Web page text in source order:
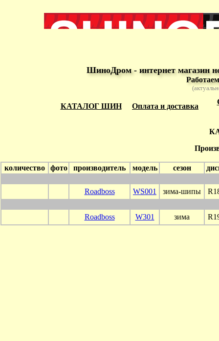
ШиноДром - интернет магазин
КАТАЛОГ ШИН Оплата и доставка
количество фото производитель модель сезон
Roadboss WS001 зима-шипы
Roadboss W301 зима